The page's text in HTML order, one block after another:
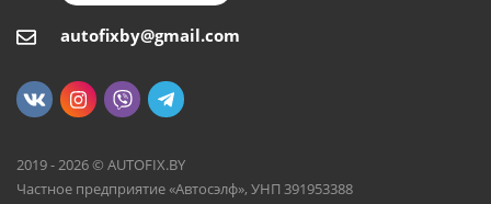
autofixby@gmail.com
2019 - 2026 © AUTOFIX.BY
Частное предприятие «Автосэлф», УНП 391953388